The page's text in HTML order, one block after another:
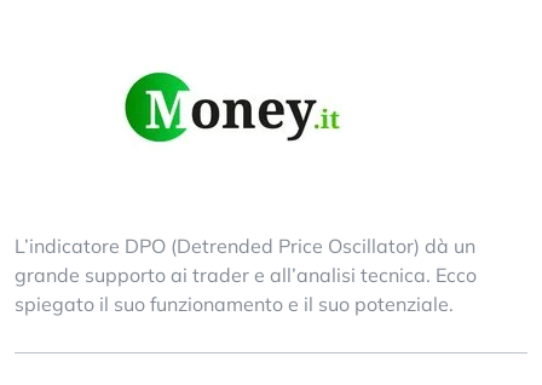
L’indicatore DPO (Detrended Price Oscillator) dà un
grande supporto ai trader e all’analisi tecnica. Ecco
spiegato il suo funzionamento e il suo potenziale.